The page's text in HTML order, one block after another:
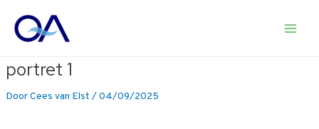
naar
portret 1
DoorCees van Elst /04/09/2025